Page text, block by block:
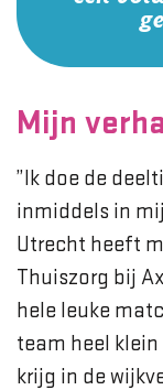
Mijn
”Ik doe de
inmiddels in
Utrecht heeft
Thuiszorg bij
hele leuke
team heel
krijg in de